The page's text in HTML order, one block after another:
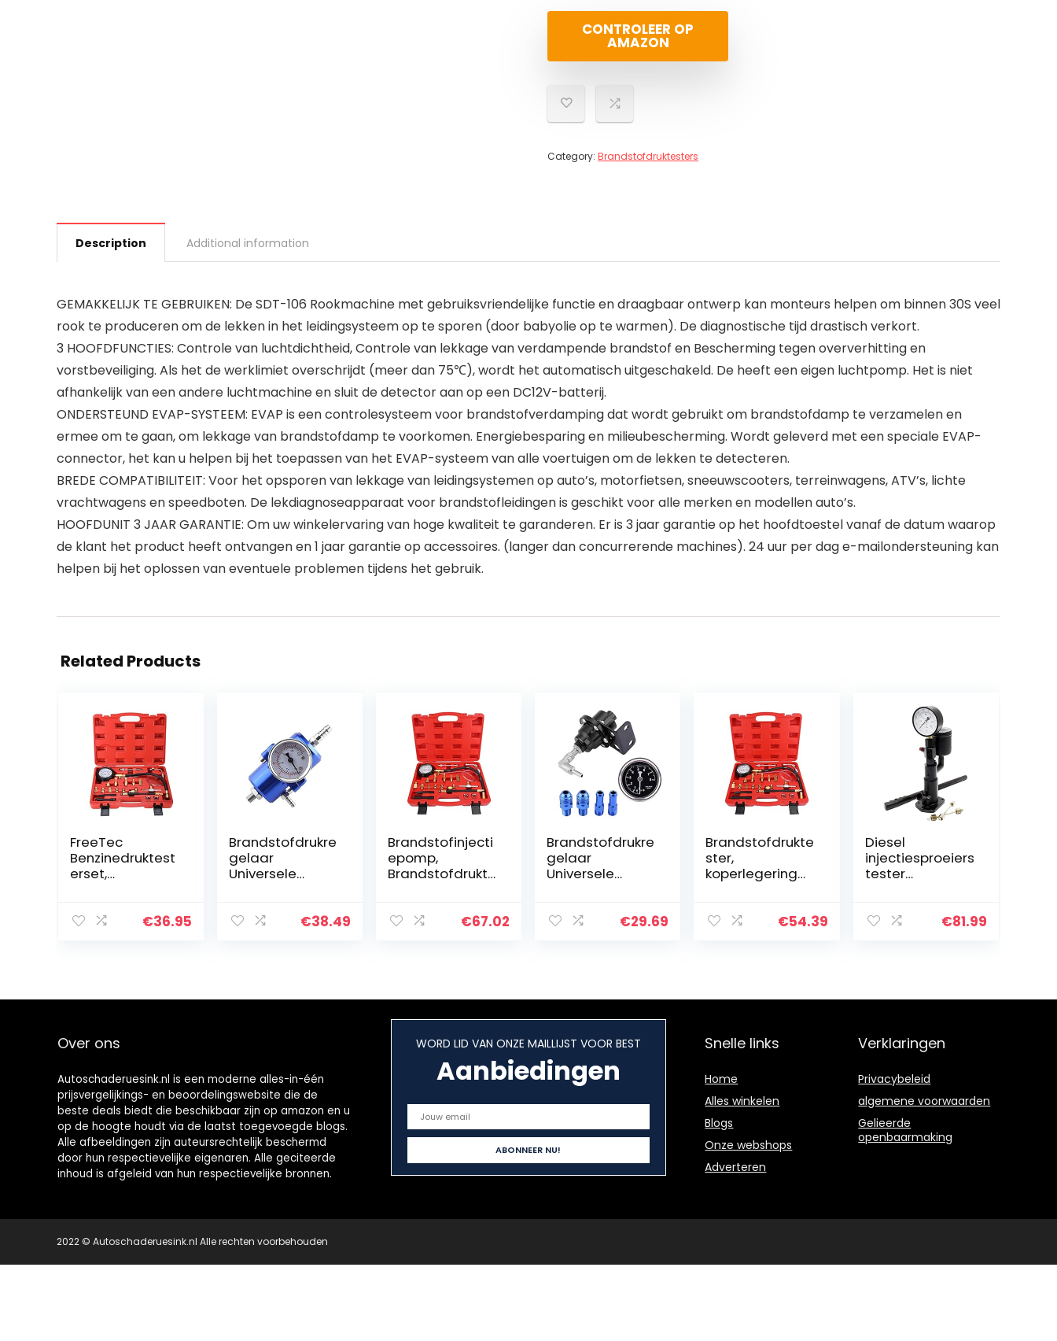
CONTROLEER OP
AMAZON
Category: Brandstofdruktesters
Description Additional information
GEMAKKELIJK TE GEBRUIKEN: De SDT-106 Rookmachine met gebruiksvriendelijke functie en draagbaar ontwerp kan monteurs helpen om binnen 30S veel
rook te produceren om de lekken in het leidingsysteem op te sporen (door babyolie op te warmen). De diagnostische tijd drastisch verkort.
3 HOOFDFUNCTIES: Controle van luchtdichtheid, Controle van lekkage van verdampende brandstof en Bescherming tegen oververhitting en
vorstbeveiliging. Als het de werklimiet overschrijdt (meer dan 75℃), wordt het automatisch uitgeschakeld. De heeft een eigen luchtpomp. Het is niet
afhankelijk van een andere luchtmachine en sluit de detector aan op een DC12V-batterij.
ONDERSTEUND EVAP-SYSTEEM: EVAP is een controlesysteem voor brandstofverdamping dat wordt gebruikt om brandstofdamp te verzamelen en
ermee om te gaan, om lekkage van brandstofdamp te voorkomen. Energiebesparing en milieubescherming. Wordt geleverd met een speciale EVAP-
connector, het kan u helpen bij het toepassen van het EVAP-systeem van alle voertuigen om de lekken te detecteren.
BREDE COMPATIBILITEIT: Voor het opsporen van lekkage van leidingsystemen op auto’s, motorfietsen, sneeuwscooters, terreinwagens, ATV’s, lichte
vrachtwagens en speedboten. De lekdiagnoseapparaat voor brandstofleidingen is geschikt voor alle merken en modellen auto’s.
HOOFDUNIT 3 JAAR GARANTIE: Om uw winkelervaring van hoge kwaliteit te garanderen. Er is 3 jaar garantie op het hoofdtoestel vanaf de datum waarop
de klant het product heeft ontvangen en 1 jaar garantie op accessoires. (langer dan concurrerende machines). 24 uur per dag e-mailondersteuning kan
helpen bij het oplossen van eventuele problemen tijdens het gebruik.
Related Products
FreeTec
Benzinedruktest
erset,
er, set,
€36.95
Brandstofdrukre
gelaar
Universele
ng FPR
€38.49
Brandstofinjecti
epomp,
Brandstofdrukte
eterset TU-114
€67.02
Brandstofdrukre
gelaar
Universele
prestaties
€29.69
Brandstofdrukte
ster,
koperlegering
manometer
€54.39
Diesel
injectiesproeiers
tester
injector 0-600
€81.99
Over ons
Autoschaderuesink.nl is een moderne alles-in-één
prijsvergelijkings- en beoordelingswebsite die de
beste deals biedt die beschikbaar zijn op amazon en u
op de hoogte houdt via de laatst toegevoegde blogs.
Alle afbeeldingen zijn auteursrechtelijk beschermd
door hun respectievelijke eigenaren. Alle geciteerde
inhoud is afgeleid van hun respectievelijke bronnen.
WORD LID VAN ONZE MAILLIJST VOOR BEST
Aanbiedingen
Snelle links
Home
Alles winkelen
Blogs
Onze webshops
Adverteren
Verklaringen
Privacybeleid
algemene voorwaarden
Gelieerde
openbaarmaking
2022 © Autoschaderuesink.nl Alle rechten voorbehouden